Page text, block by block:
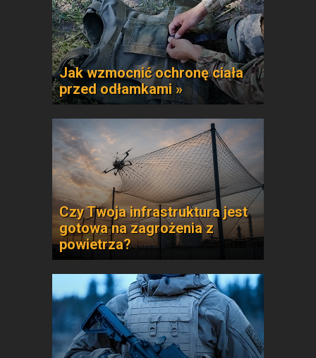
Jak wzmocnić ochronę ciała
przed odłamkami »
Czy Twoja infrastruktura jest
gotowa na zagrożenia z
powietrza?